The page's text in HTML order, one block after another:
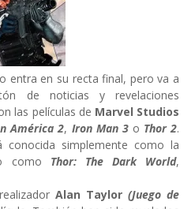
entra en su recta final, pero va a
de noticias y revelaciones
las películas de Marvel Studios
América 2, Iron Man 3o Thor 2.
simplemente como la
como Thor: The Dark World,
Alan Taylor (Juego de